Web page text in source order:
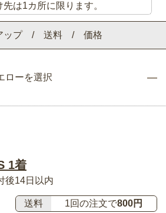
ップ / 送料 / 価格
ローを選択
1着
後14日以内
送料 1回の注文で800円
は1カ所に限ります。